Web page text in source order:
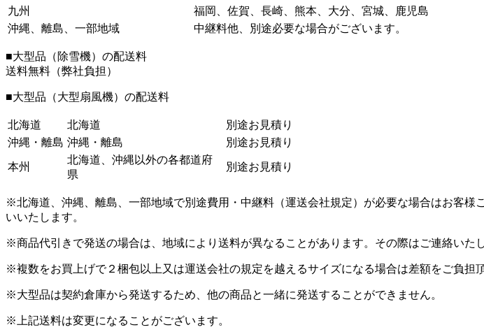
九州 福岡、佐賀、長崎、熊本、大分、宮城、鹿児島
沖縄、離島、一部地域
中継料他、別途必要な場合がございます。
■大型品（除雪機）の配送料
送料無料（弊社負担）
■大型品（大型扇風機）の配送料
北海道 北海道
別途お見積り
沖縄・離島 沖縄・離島 別途お見積り
本州
北海道、沖縄以外の各都道府
県
別途お見積り
※北海道、沖縄、離島、一部地域で別途費用・中継料（運送会社規定）が必要な場合はお客
いいたします。
※商品代引きで発送の場合は、地域により送料が異なることがあります。その際はご連絡いたし
※複数をお買上げで２梱包以上又は運送会社の規定を越えるサイズになる場合は差額をご負担
※大型品は契約倉庫から発送するため、他の商品と一緒に発送することができません。
※上記送料は変更になることがございます。